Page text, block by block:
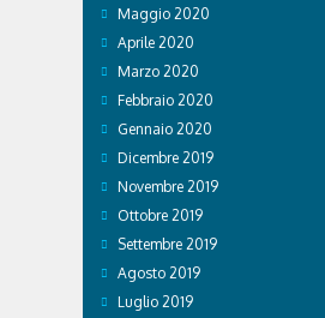
Maggio 2020
Aprile 2020
Marzo 2020
Febbraio 2020
Gennaio 2020
Dicembre 2019
Novembre 2019
Ottobre 2019
Settembre 2019
Agosto 2019
Luglio 2019